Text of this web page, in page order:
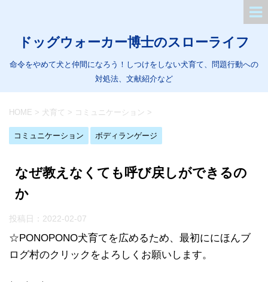
ドッグウォーカー博士のスローライフ
命令をやめて犬と仲間になろう！しつけをしない犬育て、問題行動への
対処法、文献紹介など
HOME > 犬育て > コミュニケーション >
コミュニケーション ボディランゲージ
なぜ教えなくても呼び戻しができるの
か
投稿日： 2022-02-07
☆PONOPONO犬育てを広めるため、最初ににほんブ
ログ村のクリックをよろしくお願いします。